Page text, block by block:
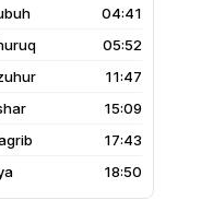
04:41
05:52
11:47
15:09
17:43
18:50